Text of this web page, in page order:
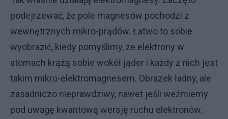
podejrzewać, że pole magnesów pochodzi z
wewnętrznych mikro-prądów. Łatwo to sobie
wyobrazić, kiedy pomyślimy, że elektrony w
atomach krążą sobie wokół jąder i każdy z nich jest
takim mikro-elektromagnesem. Obrazek ładny, ale
zasadniczo nieprawdziwy, nawet jeśli weźmiemy
pod uwagę kwantową wersję ruchu elektronów.